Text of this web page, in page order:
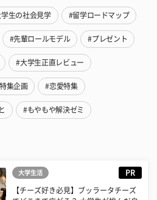
学生の社会見学 #留学ロードマップ
#先輩ロールモデル #プレゼント
#大学生正直レビュー
集企画 #恋愛特集
#もやもや解決ゼミ
大学生活 PR
【チーズ好き必見】ブッラータチーズ